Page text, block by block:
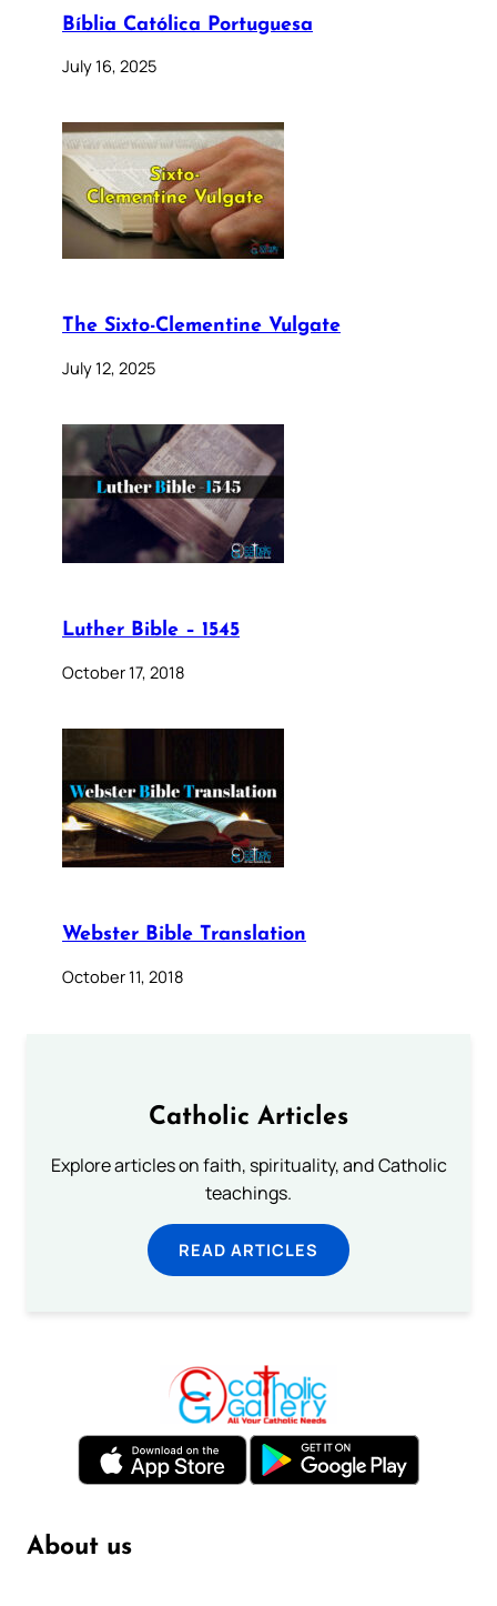
Bíblia Católica Portuguesa
July 16, 2025
The Sixto-Clementine Vulgate
July 12, 2025
Luther Bible – 1545
October 17, 2018
Webster Bible Translation
October 11, 2018
Catholic Articles
Explore articles on faith, spirituality, and Catholic
teachings.
READ ARTICLES
About us